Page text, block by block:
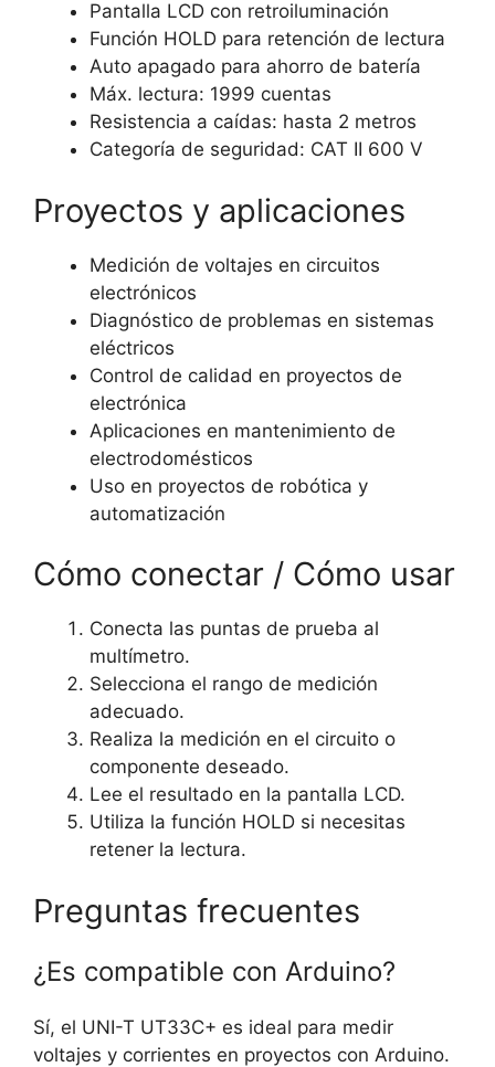
Pantalla LCD con retroiluminación
Función HOLD para retención de lectura
Auto apagado para ahorro de batería
Máx. lectura: 1999 cuentas
Resistencia a caídas: hasta 2 metros
Categoría de seguridad: CAT II 600 V
Proyectos y aplicaciones
Medición de voltajes en circuitos
electrónicos
Diagnóstico de problemas en sistemas
eléctricos
Control de calidad en proyectos de
electrónica
Aplicaciones en mantenimiento de
electrodomésticos
Uso en proyectos de robótica y
automatización
Cómo conectar / Cómo usar
Conecta las puntas de prueba al
multímetro.
Selecciona el rango de medición
adecuado.
Realiza la medición en el circuito o
componente deseado.
Lee el resultado en la pantalla LCD.
Utiliza la función HOLD si necesitas
retener la lectura.
Preguntas frecuentes
¿Es compatible con Arduino?
Sí, el UNI-T UT33C+ es ideal para medir
voltajes y corrientes en proyectos con Arduino.